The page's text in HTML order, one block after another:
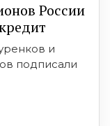
России
и
подписали